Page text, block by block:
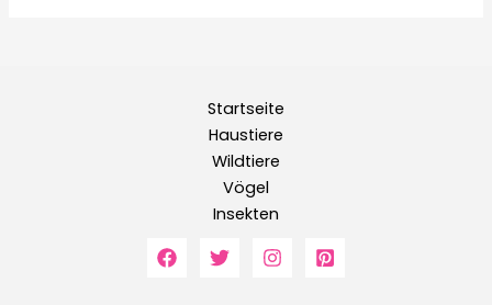
Startseite
Haustiere
Wildtiere
Vögel
Insekten